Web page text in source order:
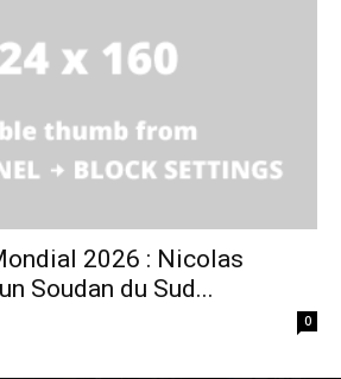
2026 : Nicolas
Soudan du Sud...
0